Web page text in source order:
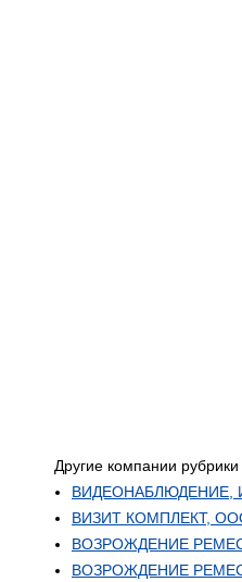
Другие компании
ВИДЕОНАБЛЮДЕНИЕ,
ВИЗИТ КОМПЛЕКТ,
ВОЗРОЖДЕНИЕ
ВОЗРОЖДЕНИЕ